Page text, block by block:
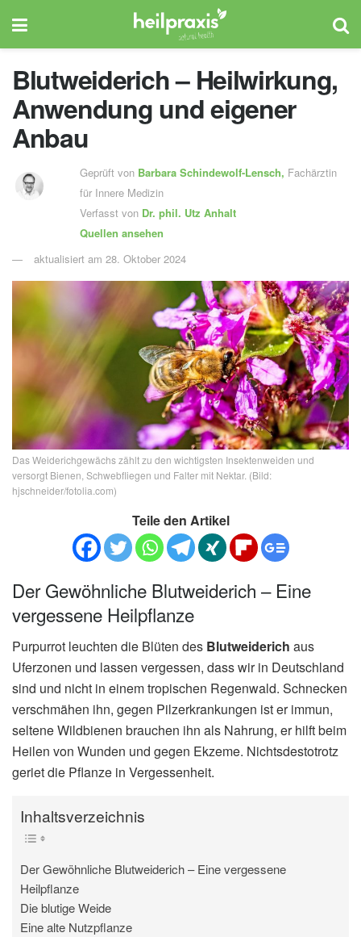
Blutweiderich – Heilwirkung,
Anwendung und eigener
Anbau
Geprüft von Barbara Schindewolf-Lensch, Fachärztin
für Innere Medizin
Verfasst von Dr. phil. Utz Anhalt
Quellen ansehen
aktualisiert am 28. Oktober 2024
Das Weiderichgewächs zählt zu den wichtigsten Insektenweiden und
versorgt Bienen, Schwebfliegen und Falter mit Nektar. (Bild:
hjschneider/fotolia.com)
Teile den Artikel
Der Gewöhnliche Blutweiderich – Eine
vergessene Heilpflanze
Purpurrot leuchten die Blüten des Blutweiderich aus
Uferzonen und lassen vergessen, dass wir in Deutschland
sind und nicht in einem tropischen Regenwald. Schnecken
verschmähen ihn, gegen Pilzerkrankungen ist er immun,
seltene Wildbienen brauchen ihn als Nahrung, er hilft beim
Heilen von Wunden und gegen Ekzeme. Nichtsdestotrotz
geriet die Pflanze in Vergessenheit.
Inhaltsverzeichnis
Der Gewöhnliche Blutweiderich – Eine vergessene
Heilpflanze
Die blutige Weide
Eine alte Nutzpflanze